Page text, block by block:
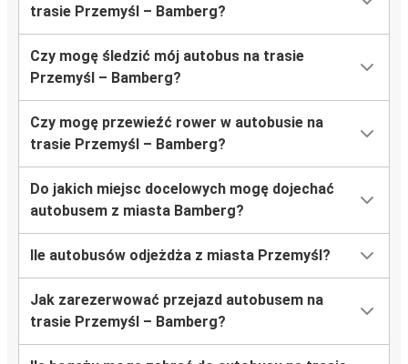
trasie Przemyśl – Bamberg?
Czy mogę śledzić mój autobus na trasie
Przemyśl – Bamberg?
Czy mogę przewieźć rower w autobusie na
trasie Przemyśl – Bamberg?
Do jakich miejsc docelowych mogę dojechać
autobusem z miasta Bamberg?
Ile autobusów odjeżdża z miasta Przemyśl?
Jak zarezerwować przejazd autobusem na
trasie Przemyśl – Bamberg?